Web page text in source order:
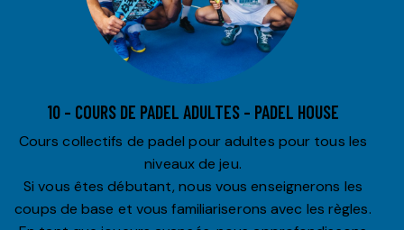
10 – COURS DE PADEL ADULTES – PADEL HOUSE
Cours collectifs de padel pour adultes pour tous les
niveaux de jeu.
Si vous êtes débutant, nous vous enseignerons les
coups de base et vous familiariserons avec les règles.